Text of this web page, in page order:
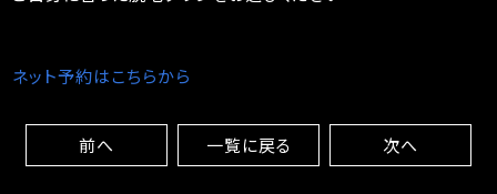
ネット予約はこちらから
前へ 一覧に戻る 次へ